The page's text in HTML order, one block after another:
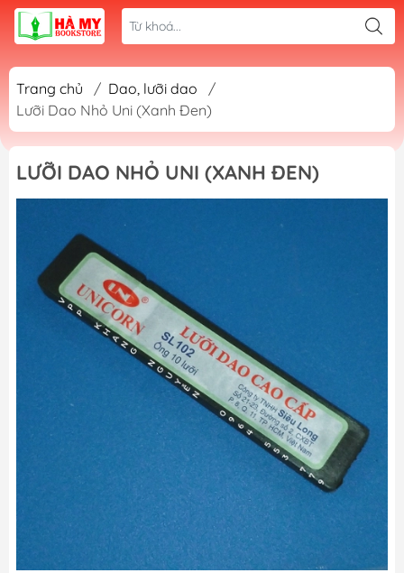
Trang chủ / Dao, lưỡi dao
/
Lưỡi Dao Nhỏ Uni (Xanh Đen)
LƯỠI DAO NHỎ UNI (XANH ĐEN)